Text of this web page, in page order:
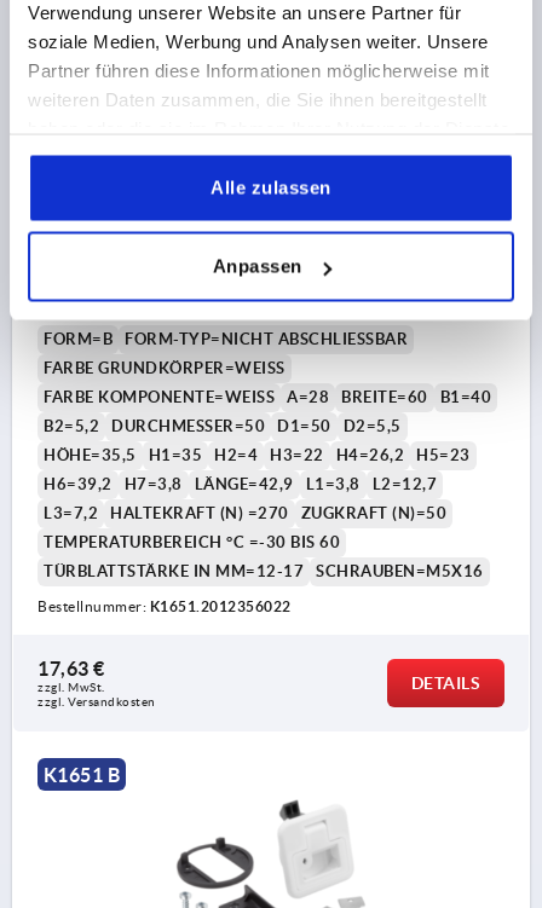
Verwendung unserer Website an unsere Partner für
soziale Medien, Werbung und Analysen weiter. Unsere
Partner führen diese Informationen möglicherweise mit
weiteren Daten zusammen, die Sie ihnen bereitgestellt
gesammelt haben.
Alle zulassen
Anpassen
K1651 B
FORM:B NICHT ABSCHLIEßBAR, S=12-17, PC/ABS
FORM=B
FORM-TYP=NICHT ABSCHLIESSBAR
FARBE GRUNDKÖRPER=WEISS
FARBE KOMPONENTE=WEISS
A=28 BREITE=60
B1=40
B2=5,2
DURCHMESSER=50 D1=50
D2=5,5
HÖHE=35,5
H1=35 H2=4 H3=22 H4=26,2
H5=23
H6=39,2
H7=3,8 LÄNGE=42,9 L1=3,8
L2=12,7
L3=7,2
HALTEKRAFT (N) =270
ZUGKRAFT (N)=50
TEMPERATURBEREICH °C =-30 BIS 60
TÜRBLATTSTÄRKE IN MM=12-17
SCHRAUBEN=M5X16
Bestellnummer: K1651.2012356022
17,63 €
zzgl. MwSt.
zzgl. Versandkosten
DETAILS
K1651 B